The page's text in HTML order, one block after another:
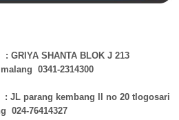
SHANTA BLOK J 213
0341-2314300
JL parang kembang ll no 20 tlogosari
024-76414327